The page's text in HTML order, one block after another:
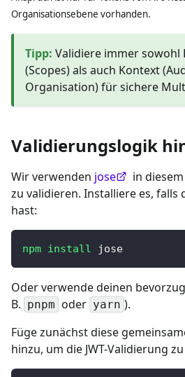
Organisationsebene vorhanden.
Tipp: Validiere immer sowohl
(Scopes) als auch Kontext
Organisation) für sichere
Validierungslogik
Wir verwenden jose
in
zu validieren. Installiere es, falls
hast:
npm install jose
Oder verwende deinen
B. pnpm oder yarn ).
Füge zunächst diese
hinzu, um die JWT-Validierung